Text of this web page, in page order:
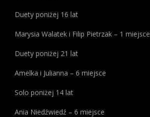
Duety poniżej 16 lat
Marysia Walatek i Filip Pietrzak – 1 miejsce
Duety poniżej 21 lat
Amelka i Julianna – 6 miejsce
Solo poniżej 14 lat
Ania Niedźwiedź – 6 miejsce